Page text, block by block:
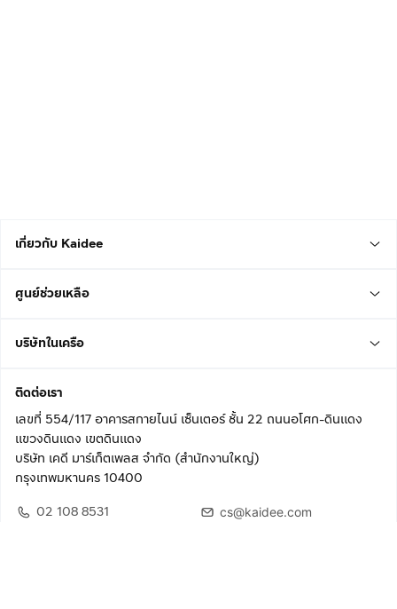
เกี่ยวกับ Kaidee
ศูนย์ช่วยเหลือ
บริษัทในเครือ
ติดต่อเรา
เลขที่ 554/117 อาคารสกายไนน์ เซ็นเตอร์ ชั้น 22 ถนนอโศก-ดินแดง
แขวงดินแดง เขตดินแดง
บริษัท เคดี มาร์เก็ตเพลส จำกัด (สำนักงานใหญ่)
กรุงเทพมหานคร 10400
02 108 8531
cs@kaidee.com